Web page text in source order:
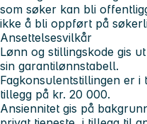
som søker kan bli
ikke å bli oppført på
Ansettelsesvilkår
Lønn og stillingskode gis
sin garantilønnstabell.
Fagkonsulentstillingen er
tillegg på kr. 20 000.
Ansiennitet gis på